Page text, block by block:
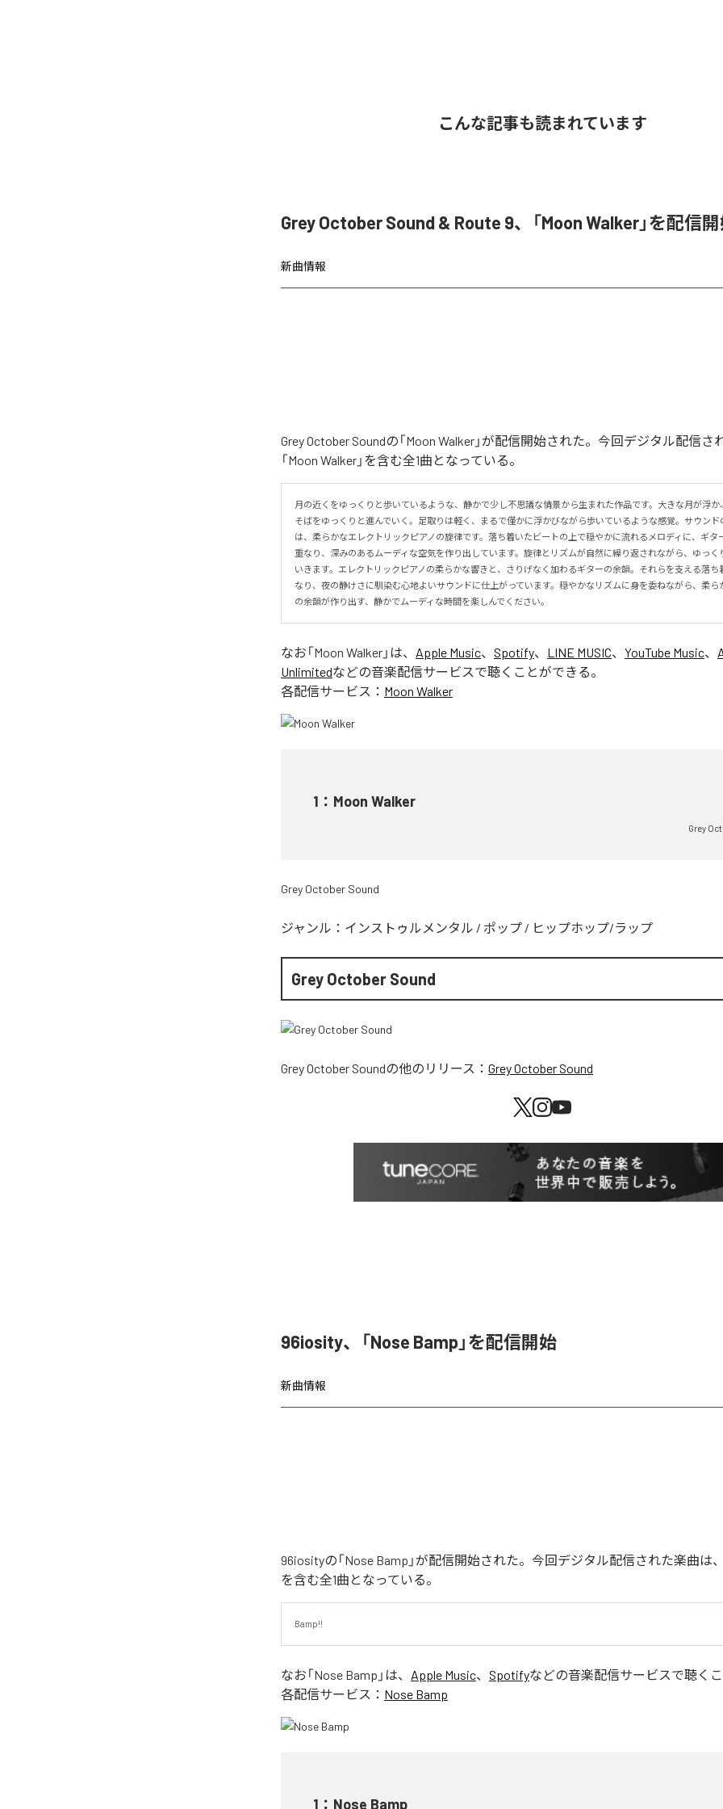
こんな記事も読まれています
Grey October Sound & Route 9、「Moon Walker」を配信
新曲情報
Grey October Soundの「Moon Walker」が配信開始された。今回デジタル配信さ
「Moon Walker」を含む全1曲となっている。
月の近くをゆっくりと歩いているような、静かで少し不思議な情景から生まれた作品です。大きな月が浮か
そばをゆっくりと進んでいく。足取りは軽く、まるで僅かに浮かびながら歩いているような感覚。サウンド
は、柔らかなエレクトリックピアノの旋律です。落ち着いたビートの上で穏やかに流れるメロディに、ギタ
重なり、深みのあるムーディな空気を作り出しています。旋律とリズムが自然に繰り返されながら、ゆっく
いきます。エレクトリックピアノの柔らかな響きと、さりげなく加わるギターの余韻。それらを支える落ち
なり、夜の静けさに馴染む心地よいサウンドに仕上がっています。穏やかなリズムに身を委ねながら、柔ら
の余韻が作り出す、静かでムーディな時間を楽しんでください。
なお「Moon Walker 」は、 Apple Music、 Spotify、 LINE MUSIC、 YouTube Music、
Unlimitedなどの音楽配信サービスで聴くことができる。
各配信サービス： Moon Walker
1 ： Moon Walker
Grey
Grey October Sound
ジャンル： インストゥルメンタル / ポップ / ヒップホップ/ラップ
Grey October Sound
Grey October Soundの他のリリース： Grey October Sound
96iosity、「Nose Bamp」を配信開始
新曲情報
96iosityの「Nose Bamp」が配信開始された。今回デジタル配信された楽曲は、
を含む全1曲となっている。
Bamp!!
なお「Nose Bamp 」は、 Apple Music、 Spotifyなどの音楽配信サービスで聴くこ
各配信サービス： Nose Bamp
1 ： Nose Bamp